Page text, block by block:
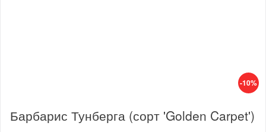
-10%
Барбарис Тунберга (сорт 'Golden Carpet')